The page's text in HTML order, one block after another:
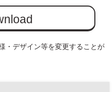
・デザイン等を変更することが